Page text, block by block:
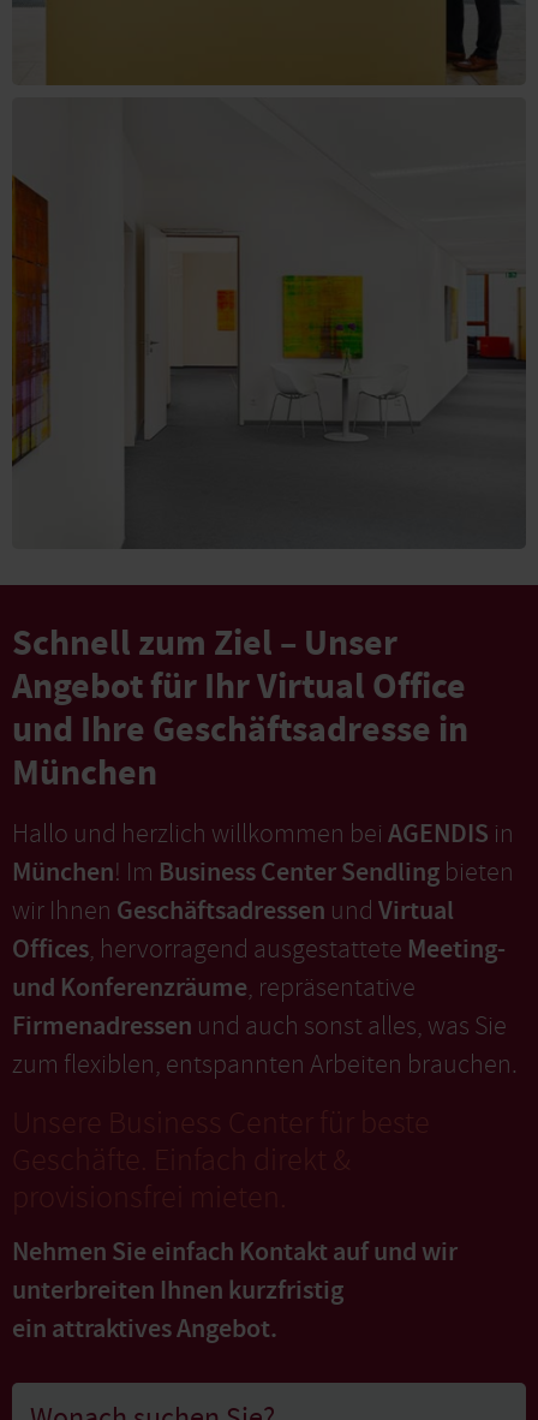
Schnell zum Ziel – Unser
Angebot für Ihr Virtual Office
und Ihre Geschäftsadresse in
München
Hallo und herzlich willkommen bei AGENDIS in
München! Im Business Center Sendling bieten
wir Ihnen Geschäftsadressen und Virtual
Offices, hervorragend ausgestattete Meeting-
und Konferenzräume, repräsentative
Firmenadressen und auch sonst alles, was Sie
zum flexiblen, entspannten Arbeiten brauchen.
Unsere Business Center für beste
Geschäfte. Einfach direkt &
provisionsfrei mieten.
Nehmen Sie einfach Kontakt auf und wir
unterbreiten Ihnen kurzfristig
ein attraktives Angebot.